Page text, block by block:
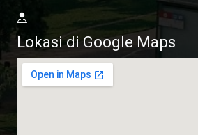
Lokasi di Google Maps